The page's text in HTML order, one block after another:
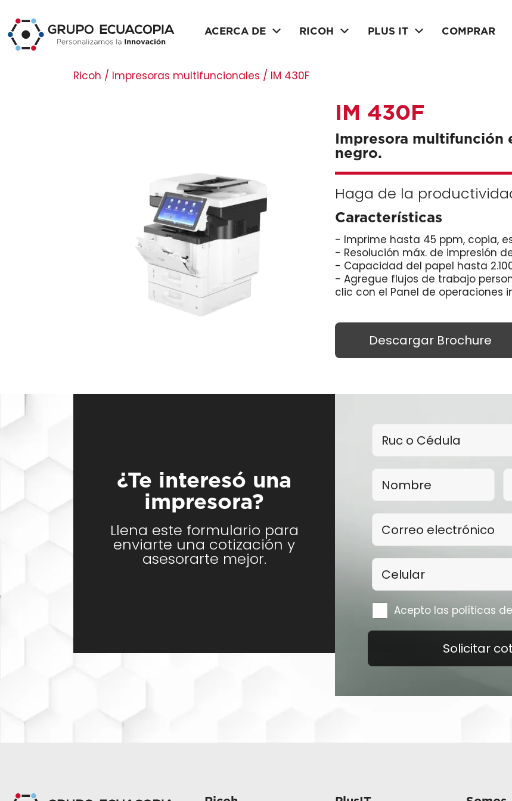
ACERCA DE RICOH PLUS IT COMPRAR
Ricoh / Impresoras multifuncionales / IM 430F
IM 430F
Impresora multifunción
negro.
Haga de la
Características
- Imprime hasta 45 ppm, copia,
- Resolución máx. de impresión de
- Capacidad del papel hasta
- Agregue flujos de trabajo
clic con el Panel de operaciones
Descargar Brochure
¿Te interesó una
impresora?
Llena este formulario para
enviarte una cotización y
asesorarte mejor.
Acepto las políticas
Solicitar